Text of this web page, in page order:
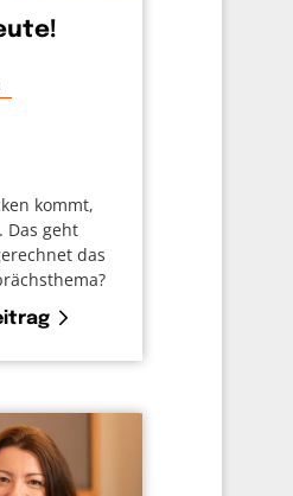
kommt,
Das geht
das